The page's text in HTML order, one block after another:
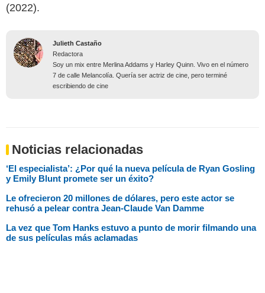
(2022).
Julieth Castaño
Redactora
Soy un mix entre Merlina Addams y Harley Quinn. Vivo en el número
7 de calle Melancolía. Quería ser actriz de cine, pero terminé
escribiendo de cine
Noticias relacionadas
‘El especialista’: ¿Por qué la nueva película de Ryan Gosling
y Emily Blunt promete ser un éxito?
Le ofrecieron 20 millones de dólares, pero este actor se
rehusó a pelear contra Jean-Claude Van Damme
La vez que Tom Hanks estuvo a punto de morir filmando una
de sus películas más aclamadas